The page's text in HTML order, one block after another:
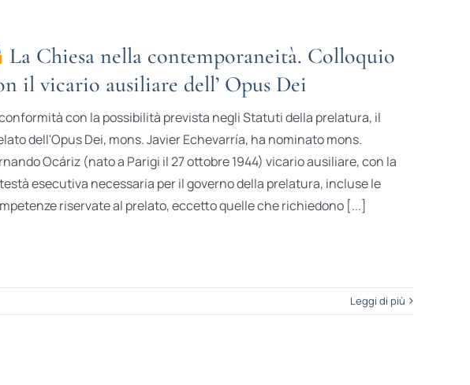
La Chiesa nella contemporaneità. Colloquio
il vicario ausiliare dell’ Opus Dei
con la possibilità prevista negli Statuti della prelatura, il
dell'Opus Dei, mons. Javier Echevarría, ha nominato mons.
Ocáriz (nato a Parigi il 27 ottobre 1944) vicario ausiliare, con la
esecutiva necessaria per il governo della prelatura, incluse le
riservate al prelato, eccetto quelle che richiedono [...]
Leggi di più